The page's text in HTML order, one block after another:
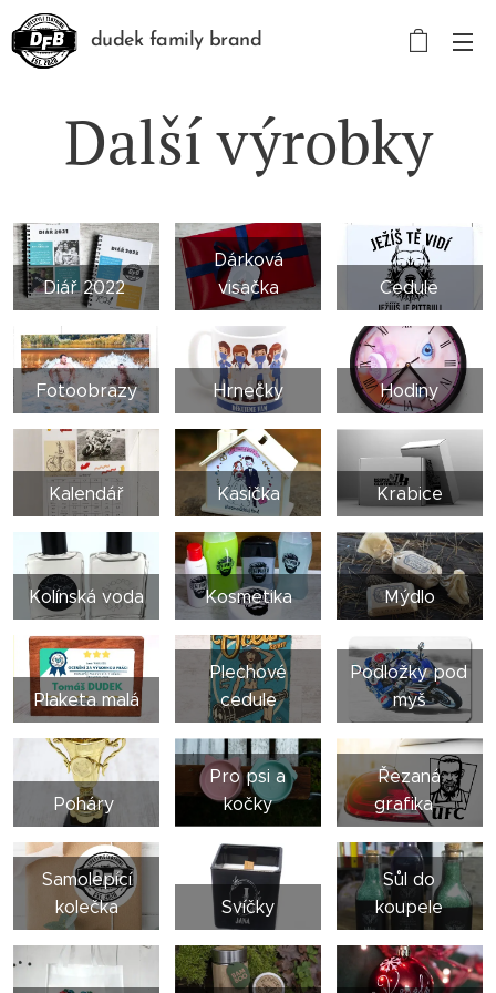
dudek family brand
Další výrobky
Diář 2022
Dárková
visačka
Cedule
Fotoobrazy Hrnečky Hodiny
Kalendář Kasička Krabice
Kolínská voda Kosmetika Mýdlo
Plaketa malá
Plechové
cedule
Podložky pod
myš
Poháry
Pro psi a
kočky
Řezaná
grafika
Samolepící
kolečka
Svíčky
Sůl do
koupele